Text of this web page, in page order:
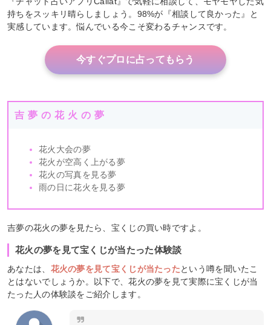
持ちをスッキリ晴らしましょう。98%が『相談して良かった』と
実感しています。悩んでいる今こそ変わるチャンスです。
今すぐプロに占ってもらう
吉夢の花火の夢
花火大会の夢
花火が空高く上がる夢
花火の写真を見る夢
雨の日に花火を見る夢
吉夢の花火の夢を見たら、宝くじの買い時ですよ。
花火の夢を見て宝くじが当たった体験談
あなたは、 花火の夢を見て宝くじが当たったという噂を聞いたこ
とはないでしょうか。以下で、花火の夢を見て実際に宝くじが当
たった人の体験談をご紹介します。